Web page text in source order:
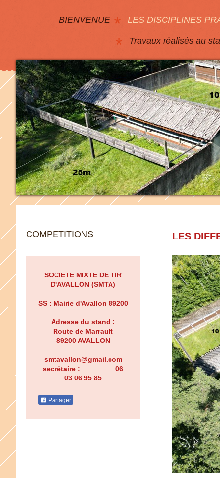
BIENVENUE LES DISCIPLINES
Travaux réalisés au
LES
COMPETITIONS
SOCIETE MIXTE DE TIR
D'AVALLON (SMTA)
SS : Mairie d'Avallon 89200
Adresse du stand :
Route de Marrault
89200 AVALLON
smtavallon@gmail.com
secrétaire : 06
03 06 95 85
Partager